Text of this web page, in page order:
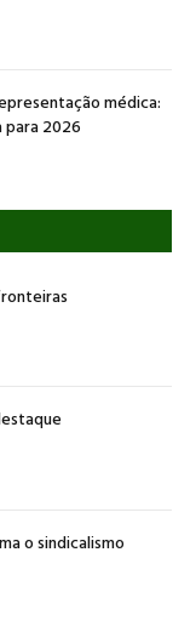
médica:
para 2026
o sindicalismo